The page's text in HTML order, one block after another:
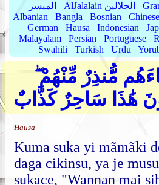
الميسر
AlJalalain الجلالين
Albanian
Bangla Bosnian Chinese
German
Hausa Indonesian
Malayalam
Persian Portuguese
Swahili
Turkish Urdu
مُّنذِرٌ مِّنْهُمْ
هَٰذَا سَاحِرٌ كَذَّابٌ
Hausa
Kuma suka yi mãmãki
daga cikinsu, ya je
sukace, "Wannan mai